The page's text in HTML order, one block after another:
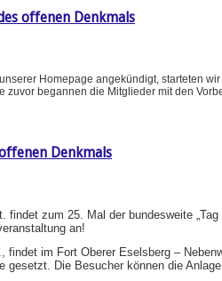
offenen Denkmals
Homepage angekündigt, starteten
zuvor begannen die Mitglieder mit den
Denkmals
findet zum 25. Mal der bundesweite
an!
findet im Fort Oberer Eselsberg –
gesetzt. Die Besucher können die Anlage